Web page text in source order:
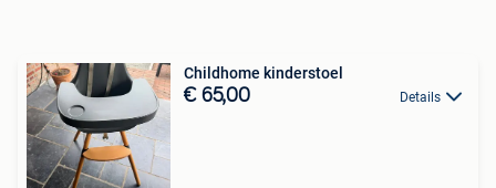
Childhome kinderstoel
€ 65,00 Details